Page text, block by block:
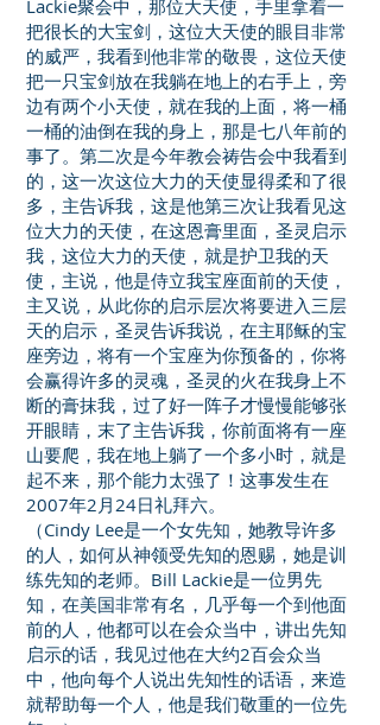
Lackie聚会中，那位大天使，手里拿着一
把很长的大宝剑，这位大天使的眼目非常
的威严，我看到他非常的敬畏，这位天使
把一只宝剑放在我躺在地上的右手上，旁
边有两个小天使，就在我的上面，将一桶
一桶的油倒在我的身上，那是七八年前的
事了。第二次是今年教会祷告会中我看到
的，这一次这位大力的天使显得柔和了很
多，主告诉我，这是他第三次让我看见这
位大力的天使，在这恩膏里面，圣灵启示
我，这位大力的天使，就是护卫我的天
使，主说，他是侍立我宝座面前的天使，
主又说，从此你的启示层次将要进入三层
天的启示，圣灵告诉我说，在主耶稣的宝
座旁边，将有一个宝座为你预备的，你将
会赢得许多的灵魂，圣灵的火在我身上不
断的膏抹我，过了好一阵子才慢慢能够张
开眼睛，末了主告诉我，你前面将有一座
山要爬，我在地上躺了一个多小时，就是
起不来，那个能力太强了！这事发生在
2007年2月24日礼拜六。
（Cindy Lee是一个女先知，她教导许多
的人，如何从神领受先知的恩赐，她是训
练先知的老师。Bill Lackie是一位男先
知，在美国非常有名，几乎每一个到他面
前的人，他都可以在会众当中，讲出先知
启示的话，我见过他在大约2百会众当
中，他向每个人说出先知性的话语，来造
就帮助每一个人，他是我们敬重的一位先